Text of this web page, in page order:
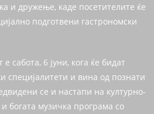
и дружење, каде посетителите ќе
подготвени гастрономски
сабота, 6 јуни, кога ќе бидат
специјалитети и вина од познати
се и настапи на културно-
богата музичка програма со